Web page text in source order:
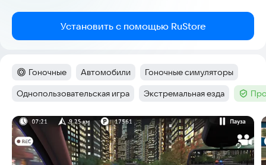
Установить с помощью RuStore
Категория:
Гоночные Тег:
Автомобили Тег:
Гоночные симуляторы
Тег:
Однопользовательская игра Тег:
Экстремальная езда Тег :
Скриншоты